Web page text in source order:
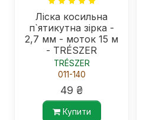
Ліска косильна
п`ятикутна зірка -
2,7 мм - моток 15 м
- TRÉSZER
TRÉSZER
011-140
49 ₴
Купити